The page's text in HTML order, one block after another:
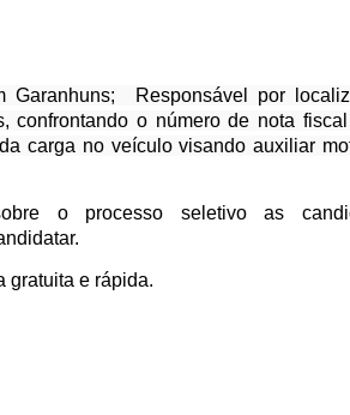
Garanhuns; Responsável por
confrontando o número de nota
carga no veículo visando auxiliar
o processo seletivo as
gratuita e rápida.